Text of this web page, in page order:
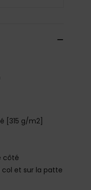
[315 g/m2]
côté
et sur la patte